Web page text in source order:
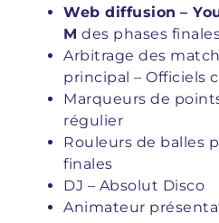
Web diffusion –
M des phases
Arbitrage des
principal – Officiels
Marqueurs de
régulier
Rouleurs de balles
finales
DJ – Absolut Disco
Animateur